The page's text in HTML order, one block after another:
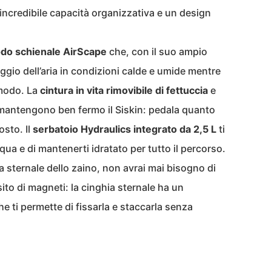
capacità organizzativa e un design
schienale AirScape che, con il suo ampio
dell’aria in condizioni calde e umide mentre
La cintura in vita rimovibile di fettuccia e
ben fermo il Siskin: pedala quanto
Il serbatoio Hydraulics integrato da 2,5 L ti
e di mantenerti idratato per tutto il percorso.
sternale dello zaino, non avrai mai bisogno di
di magneti: la cinghia sternale ha un
ti permette di fissarla e staccarla senza